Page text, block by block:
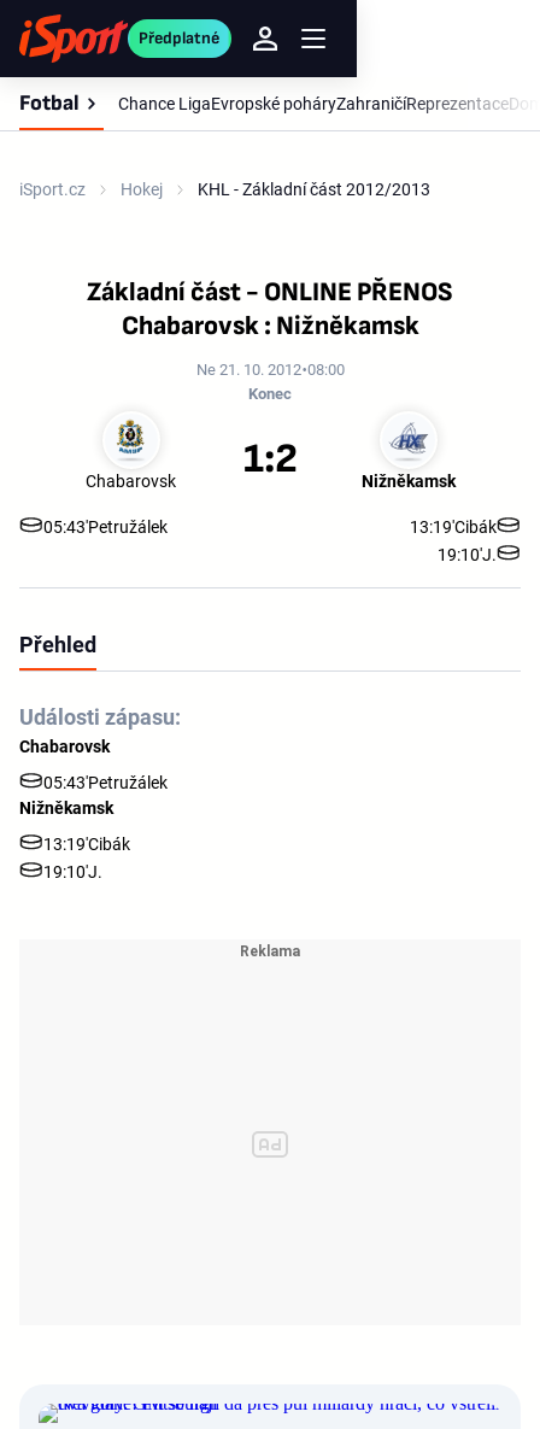
Předplatné
Fotbal Chance LigaEvropské poháryZahraničíReprezentace
iSport.cz Hokej KHL - Základní část 2012/2013
Základní část - ONLINE PŘENOS
Chabarovsk : Nižněkamsk
Ne 21. 10. 2012 08:00
Konec
Chabarovsk Nižněkamsk
1:2
05:43'Petružálek 13:19'Cibák
19:10'J.
Přehled
Události zápasu:
Chabarovsk
05:43'Petružálek
Nižněkamsk
13:19'Cibák
19:10'J.